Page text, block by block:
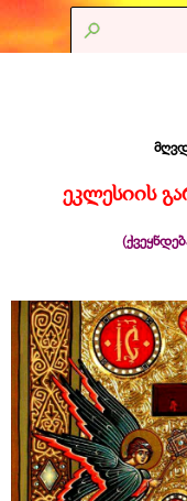
ეკლესიის